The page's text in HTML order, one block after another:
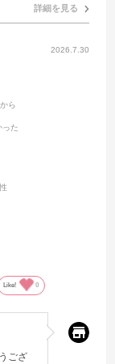
詳細を見る
2026.7.30
ら
た
Like! 0
ござ